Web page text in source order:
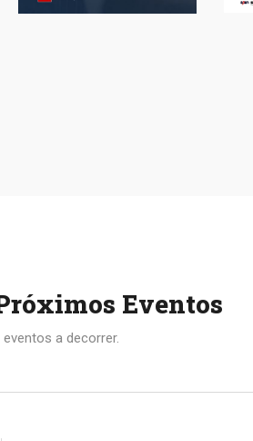
Eventos
a decorrer.